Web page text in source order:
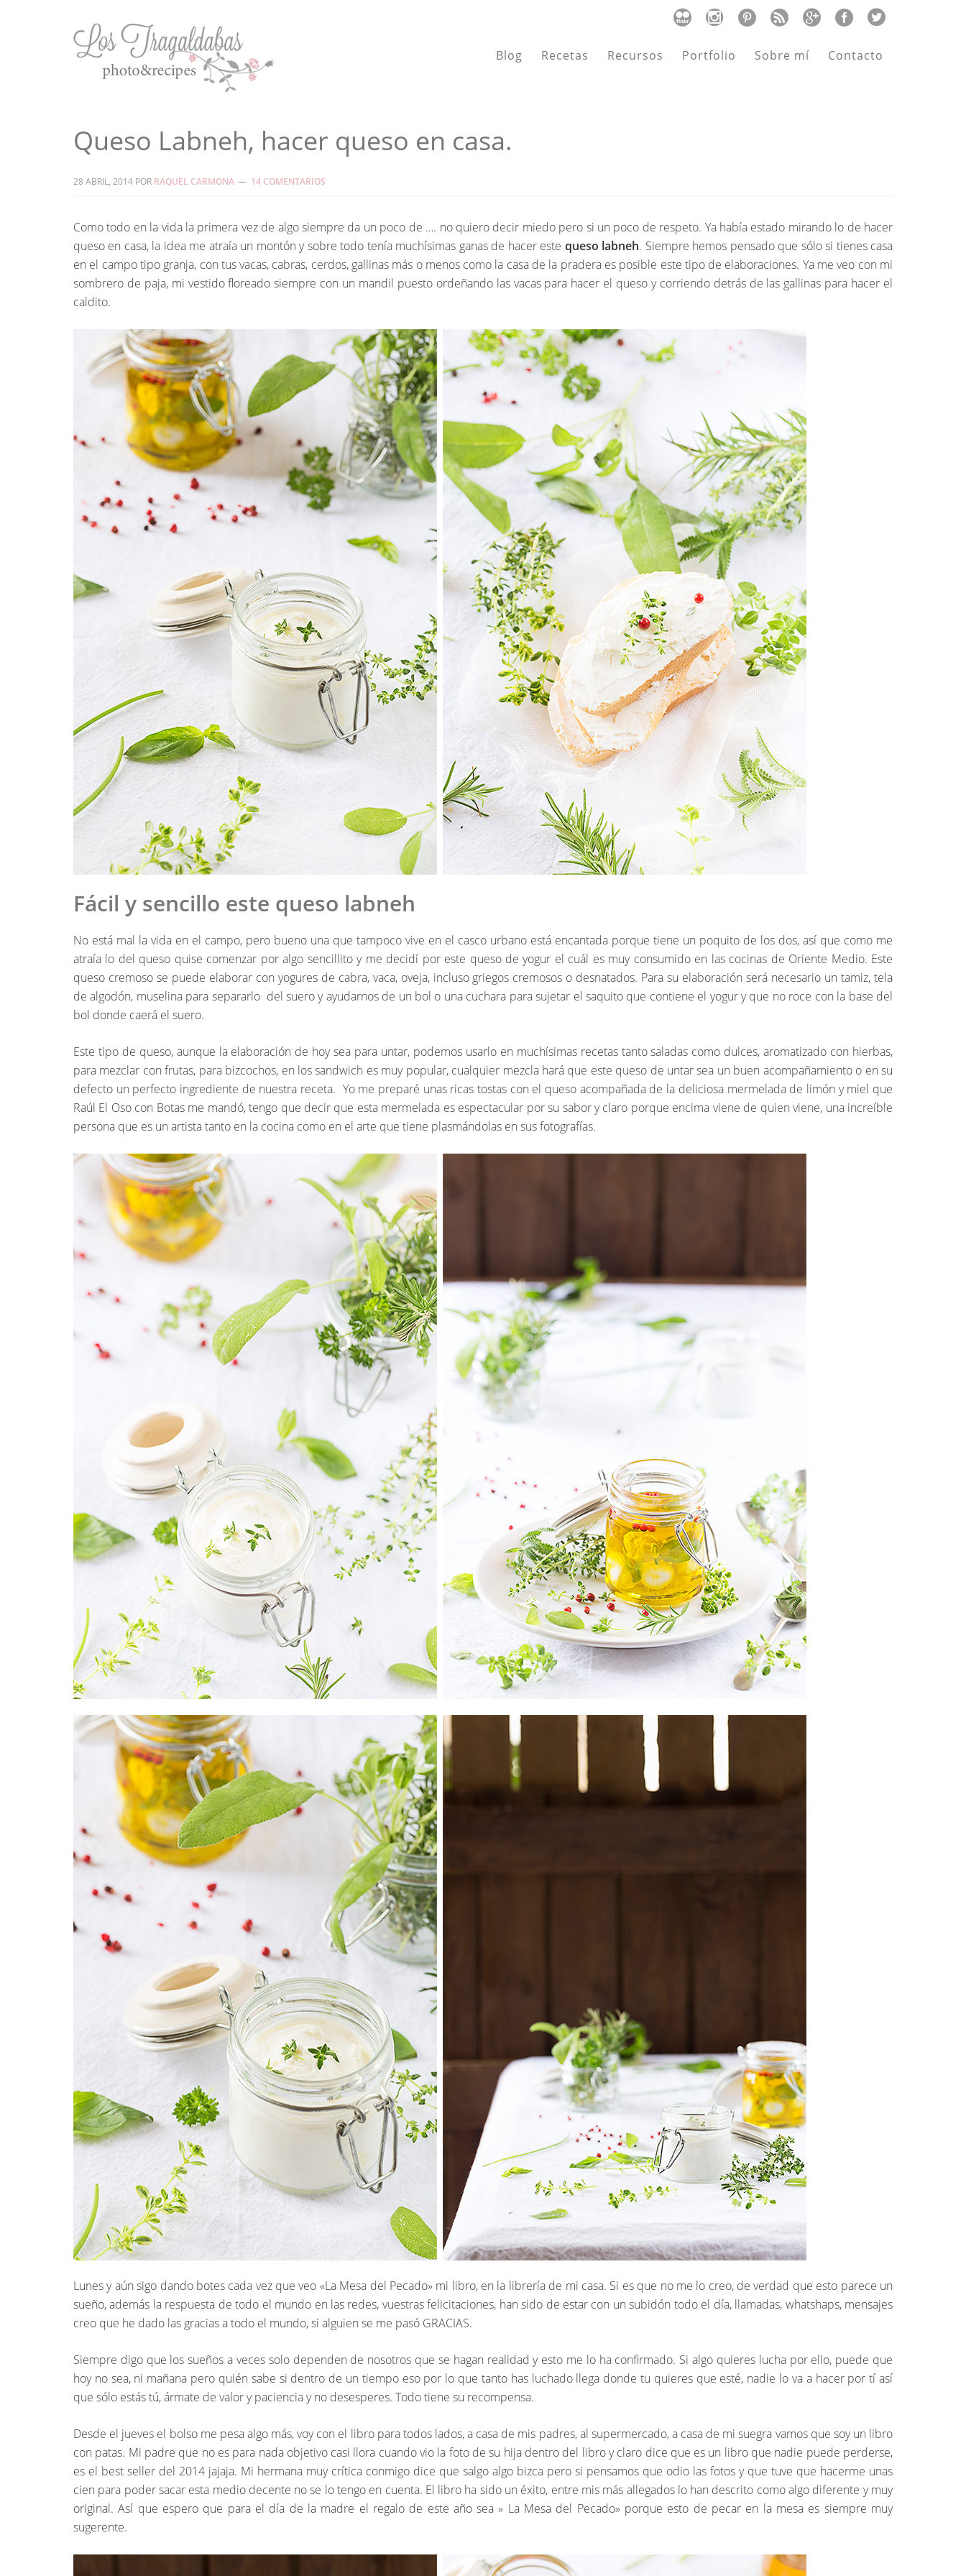
Blog Recetas Recursos Portfolio Sobre mí Contacto
Queso Labneh, hacer queso en casa.
28 ABRIL, 2014 POR RAQUEL CARMONA 14 COMENTARIOS
Como todo en la vida la primera vez de algo siempre da un poco de …. no quiero decir miedo pero si un poco de respeto. Ya había estado mirando lo de hacer
queso en casa, la idea me atraía un montón y sobre todo tenía muchísimas ganas de hacer este queso labneh. Siempre hemos pensado que sólo si tienes casa
en el campo tipo granja, con tus vacas, cabras, cerdos, gallinas más o menos como la casa de la pradera es posible este tipo de elaboraciones. Ya me veo con mi
sombrero de paja, mi vestido floreado siempre con un mandil puesto ordeñando las vacas para hacer el queso y corriendo detrás de las gallinas para hacer el
caldito.
Fácil y sencillo este queso labneh
No está mal la vida en el campo, pero bueno una que tampoco vive en el casco urbano está encantada porque tiene un poquito de los dos, así que como me
atraía lo del queso quise comenzar por algo sencillito y me decidí por este queso de yogur el cuál es muy consumido en las cocinas de Oriente Medio. Este
queso cremoso se puede elaborar con yogures de cabra, vaca, oveja, incluso griegos cremosos o desnatados. Para su elaboración será necesario un tamiz, tela
de algodón, muselina para separarlo del suero y ayudarnos de un bol o una cuchara para sujetar el saquito que contiene el yogur y que no roce con la base del
bol donde caerá el suero.
Este tipo de queso, aunque la elaboración de hoy sea para untar, podemos usarlo en muchísimas recetas tanto saladas como dulces, aromatizado con hierbas,
para mezclar con frutas, para bizcochos, en los sandwich es muy popular, cualquier mezcla hará que este queso de untar sea un buen acompañamiento o en su
defecto un perfecto ingrediente de nuestra receta. Yo me preparé unas ricas tostas con el queso acompañada de la deliciosa mermelada de limón y miel que
Raúl El Oso con Botas me mandó, tengo que decir que esta mermelada es espectacular por su sabor y claro porque encima viene de quien viene, una increíble
persona que es un artista tanto en la cocina como en el arte que tiene plasmándolas en sus fotografías.
Lunes y aún sigo dando botes cada vez que veo «La Mesa del Pecado» mi libro, en la librería de mi casa. Si es que no me lo creo, de verdad que esto parece un
sueño, además la respuesta de todo el mundo en las redes, vuestras felicitaciones, han sido de estar con un subidón todo el día, llamadas, whatshaps, mensajes
creo que he dado las gracias a todo el mundo, si alguien se me pasó GRACIAS.
Siempre digo que los sueños a veces solo dependen de nosotros que se hagan realidad y esto me lo ha confirmado. Si algo quieres lucha por ello, puede que
hoy no sea, ni mañana pero quién sabe si dentro de un tiempo eso por lo que tanto has luchado llega donde tu quieres que esté, nadie lo va a hacer por tí así
que sólo estás tú, ármate de valor y paciencia y no desesperes. Todo tiene su recompensa.
Desde el jueves el bolso me pesa algo más, voy con el libro para todos lados, a casa de mis padres, al supermercado, a casa de mi suegra vamos que soy un libro
con patas. Mi padre que no es para nada objetivo casi llora cuando vio la foto de su hija dentro del libro y claro dice que es un libro que nadie puede perderse,
es el best seller del 2014 jajaja. Mi hermana muy crítica conmigo dice que salgo algo bizca pero si pensamos que odio las fotos y que tuve que hacerme unas
cien para poder sacar esta medio decente no se lo tengo en cuenta. El libro ha sido un éxito, entre mis más allegados lo han descrito como algo diferente y muy
original. Así que espero que para el día de la madre el regalo de este año sea » La Mesa del Pecado» porque esto de pecar en la mesa es siempre muy
sugerente.